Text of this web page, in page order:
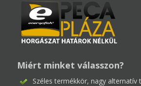
Miért minket válasszon?
Széles termékkör, nagy alternatív